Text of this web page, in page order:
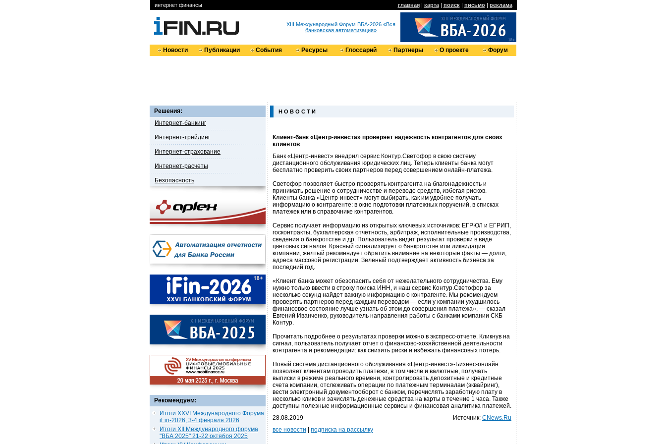
интернет финансы главная| карта| поиск| письмо| реклама
XIII Международный Форум ВБА-2026 «Вся
банковская автоматизация»
Новости Публикации События Ресурсы Глоссарий Партнеры О проекте Форум
Решения:
Интернет-банкинг
Интернет-трейдинг
Интернет-страхование
Интернет-расчеты
Безопасность
Рекомендуем:
Итоги XXVI Международного Форума
iFin-2026, 3-4 февраля 2026
Итоги XII Международного форума
"ВБА 2025" 21-22 октября 2025
Н О В О С Т И
Клиент-банк «Центр-инвеста» проверяет надежность контрагентов для своих
клиентов
Банк «Центр-инвест» внедрил сервис Контур.Светофор в свою систему
дистанционного обслуживания юридических лиц. Теперь клиенты банка могут
бесплатно проверить своих партнеров перед совершением онлайн-платежа.
Светофор позволяет быстро проверять контрагента на благонадежность и
принимать решение о сотрудничестве и переводе средств, избегая рисков.
Клиенты банка «Центр-инвест» могут выбирать, как им удобнее получать
информацию о контрагенте: в окне подготовки платежных поручений, в списках
платежек или в справочнике контрагентов.
Сервис получает информацию из открытых ключевых источников: ЕГРЮЛ и ЕГРИП,
госконтракты, бухгалтерская отчетность, арбитраж, исполнительные производства,
сведения о банкротстве и др. Пользователь видит результат проверки в виде
цветовых сигналов. Красный сигнализирует о банкротстве или ликвидации
компании, желтый рекомендует обратить внимание на некоторые факты — долги,
адреса массовой регистрации. Зеленый подтверждает активность бизнеса за
последний год.
«Клиент банка может обезопасить себя от нежелательного сотрудничества. Ему
нужно только ввести в строку поиска ИНН, и наш сервис Контур.Светофор за
несколько секунд найдет важную информацию о контрагенте. Мы рекомендуем
проверять партнеров перед каждым переводом — если у компании ухудшилось
финансовое состояние лучше узнать об этом до совершения платежа», — сказал
Евгений Иванченко, руководитель направления работы с банками компании СКБ
Контур.
Прочитать подробнее о результатах проверки можно в экспресс-отчете. Кликнув на
сигнал, пользователь получает отчет о финансово-хозяйственной деятельности
контрагента и рекомендации: как снизить риски и избежать финансовых потерь.
Новый система дистанционного обслуживания «Центр-инвест»-Бизнес-онлайн
позволяет клиентам проводить платежи, в том числе и валютные, получать
выписки в режиме реального времени, контролировать депозитные и кредитные
счета компании, отслеживать операции по платежным терминалам (эквайринг),
вести электронный документооборот с банком, перечислять заработную плату в
несколько кликов и зачислять денежные средства на карты в течение 1 часа. Также
доступны полезные информационные сервисы и финансовая аналитика платежей.
28.08.2019
Источник: CNews.Ru
все новости
подписка на рассылку